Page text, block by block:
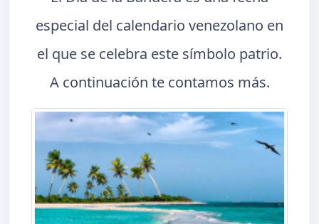
especial del calendario venezolano en
el que se celebra este símbolo patrio.
A continuación te contamos más.